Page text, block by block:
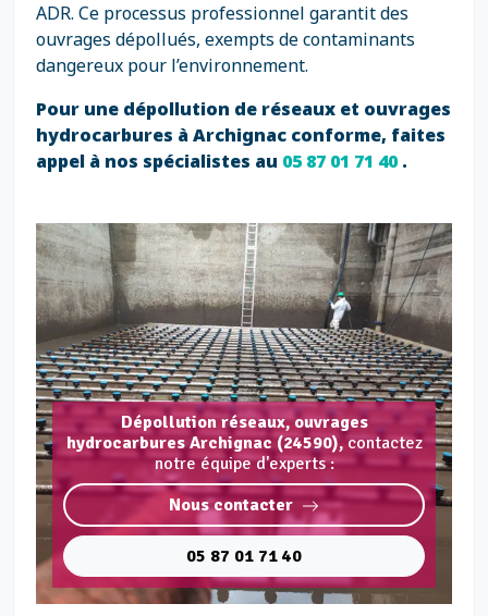
ADR. Ce processus professionnel garantit des
ouvrages dépollués, exempts de contaminants
dangereux pour l’environnement.
Pour une dépollution de réseaux et ouvrages
hydrocarbures à Archignac conforme, faites
appel à nos spécialistes au 05 87 01 71 40.
Dépollution réseaux, ouvrages
hydrocarbures Archignac (24590), contactez
notre équipe d'experts :
Nous contacter
05 87 01 71 40